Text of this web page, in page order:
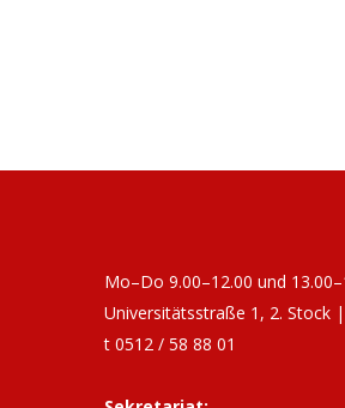
Mo–Do 9.00–12.00 und
Universitätsstraße 1, 2. Stock
t 0512 / 58 88 01